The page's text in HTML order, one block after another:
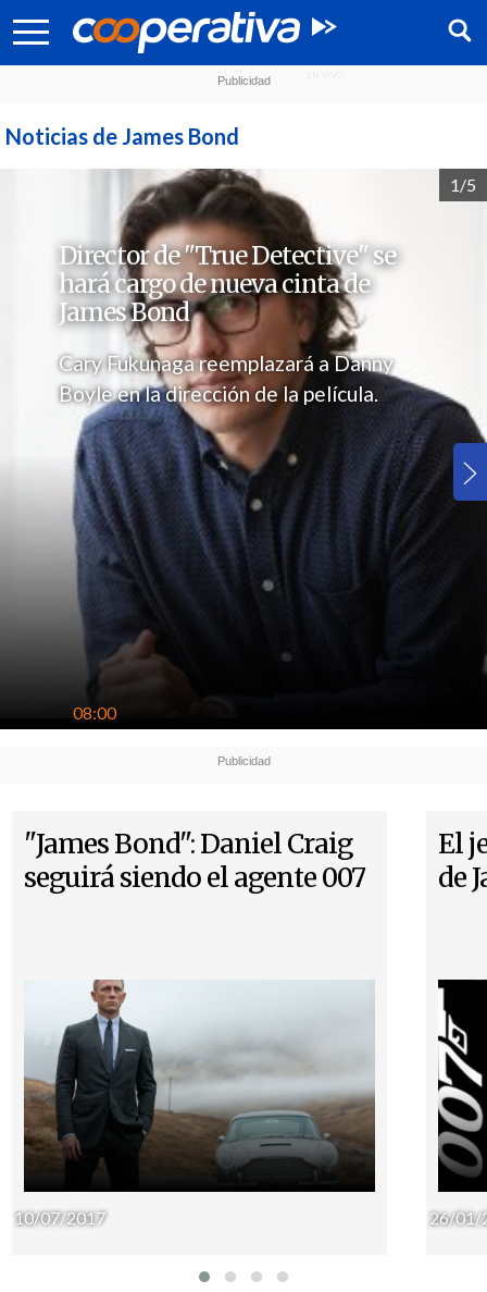
Síguenos:
Noticias de James Bond
1/5
Director de "True Detective" se
hará cargo de nueva cinta de
James Bond
Cary Fukunaga reemplazará a Danny
Boyle en la dirección de la película.
08:00
"James Bond": Daniel Craig
seguirá siendo el agente 007
10/07/2017
El
de
26/01/